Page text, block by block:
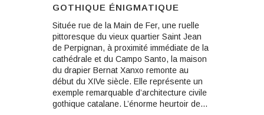
GOTHIQUE ÉNIGMATIQUE
Située rue de la Main de Fer, une ruelle
pittoresque du vieux quartier Saint Jean
de Perpignan, à proximité immédiate de la
cathédrale et du Campo Santo, la maison
du drapier Bernat Xanxo remonte au
début du XIVe siècle. Elle représente un
exemple remarquable d’architecture civile
gothique catalane. L’énorme heurtoir de...